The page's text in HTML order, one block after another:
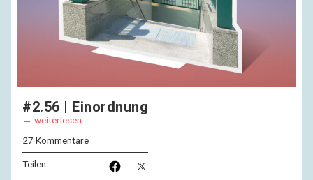
#2.56 | Einordnung
weiterlesen
27 Kommentare
Teilen